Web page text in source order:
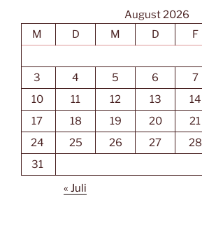
August 2026
M
D M D F
3
4 5 6 7
10
11 12 13 14
17
18 19 20 21
24
25 26 27 28
31
« Juli